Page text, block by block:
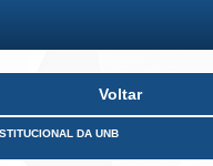
Voltar
DA UNB